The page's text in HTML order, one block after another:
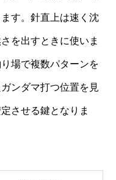
す。針直上は速く沈
を出すときに使いま
場で複数パターンを
ンダマ打つ位置を見
させる鍵となりま